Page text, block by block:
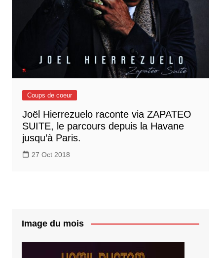
Coups de coeur
Joël Hierrezuelo raconte via ZAPATEO
SUITE, le parcours depuis la Havane
jusqu’à Paris.
27 Oct 2018
Image du mois